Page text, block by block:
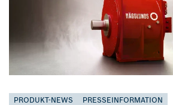
PRODUKT-NEWS PRESSEINFORMATION